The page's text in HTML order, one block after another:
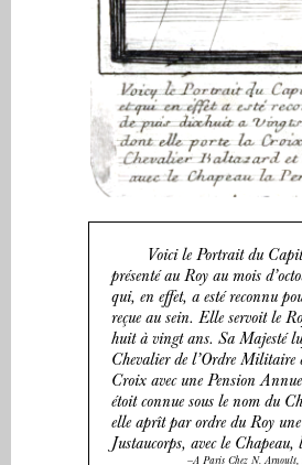
Voici le Portrait du
présenté au Roy au mois
qui, en effet, a esté reconnu
reçue au sein. Elle servoit le
huit à vingt ans. Sa Majesté
Chevalier de l’Ordre
Croix avec une Pension
étoit connue sous le nom du
elle aprît par ordre du Roy
Justaucorps, avec le Chapeau,
—A Paris Chez N. Arnoult,